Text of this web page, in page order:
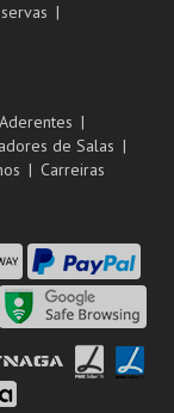
de Salas
Carreiras
ETNAGA